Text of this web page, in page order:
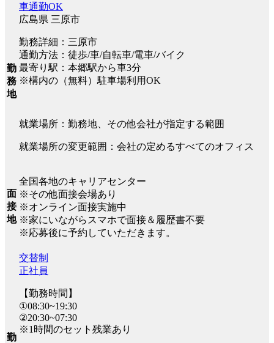
勤
務
地
車通勤OK
広島県 三原市
勤務詳細：三原市
通勤方法：徒歩/車/自転車/電車/バイク
最寄り駅：本郷駅から車3分
※構内の（無料）駐車場利用OK
就業場所：勤務地、その他会社が指定する範囲
就業場所の変更範囲：会社の定めるすべてのオフィス
面
接
地
全国各地のキャリアセンター
※その他面接会場あり
※オンライン面接実施中
※家にいながらスマホで面接＆履歴書不要
※応募後に予約していただきます。
勤
交替制
正社員
【勤務時間】
①08:30~19:30
②20:30~07:30
※1時間のセット残業あり